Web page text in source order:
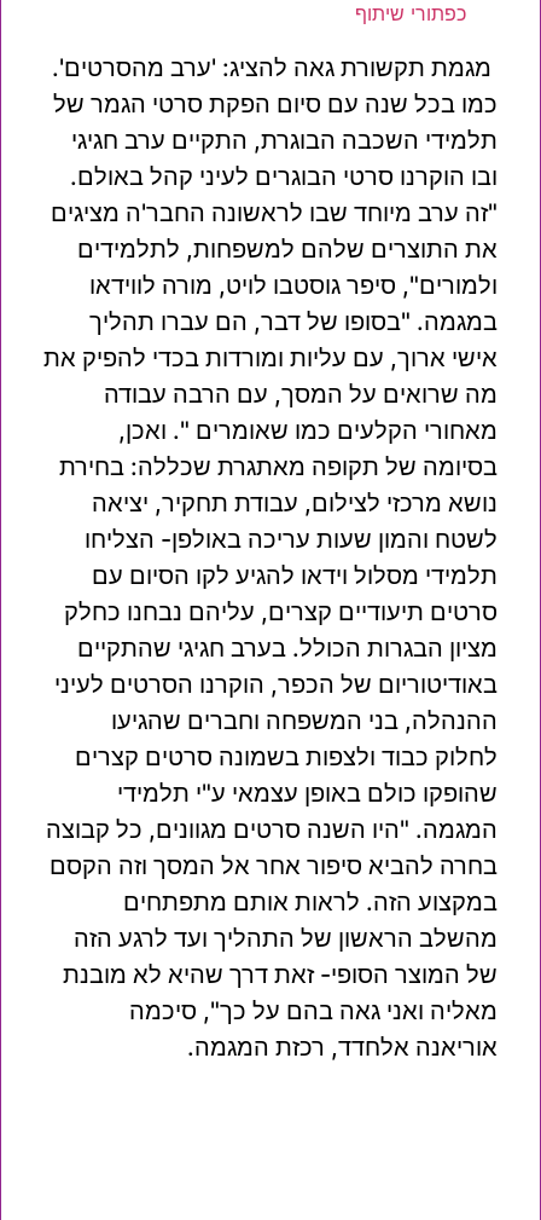
כפתורי שיתוף
מגמת תקשורת גאה להציג: 'ערב מהסרטים'.
כמו בכל שנה עם סיום הפקת סרטי הגמר של
תלמידי השכבה הבוגרת, התקיים ערב חגיגי
ובו הוקרנו סרטי הבוגרים לעיני קהל באולם.
"זה ערב מיוחד שבו לראשונה החבר'ה מציגים
את התוצרים שלהם למשפחות, לתלמידים
ולמורים", סיפר גוסטבו לויט, מורה לווידאו
במגמה. "בסופו של דבר, הם עברו תהליך
אישי ארוך, עם עליות ומורדות בכדי להפיק את
מה שרואים על המסך, עם הרבה עבודה
מאחורי הקלעים כמו שאומרים ". ואכן,
בסיומה של תקופה מאתגרת שכללה: בחירת
נושא מרכזי לצילום, עבודת תחקיר, יציאה
לשטח והמון שעות עריכה באולפן- הצליחו
תלמידי מסלול וידאו להגיע לקו הסיום עם
סרטים תיעודיים קצרים, עליהם נבחנו כחלק
מציון הבגרות הכולל. בערב חגיגי שהתקיים
באודיטוריום של הכפר, הוקרנו הסרטים לעיני
ההנהלה, בני המשפחה וחברים שהגיעו
לחלוק כבוד ולצפות בשמונה סרטים קצרים
שהופקו כולם באופן עצמאי ע"י תלמידי
המגמה. "היו השנה סרטים מגוונים, כל קבוצה
בחרה להביא סיפור אחר אל המסך וזה הקסם
במקצוע הזה. לראות אותם מתפתחים
מהשלב הראשון של התהליך ועד לרגע הזה
של המוצר הסופי- זאת דרך שהיא לא מובנת
מאליה ואני גאה בהם על כך", סיכמה
אוריאנה אלחדד, רכזת המגמה.